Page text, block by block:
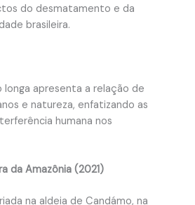
do desmatamento e da
brasileira.
longa apresenta a relação de
e natureza, enfatizando as
humana nos
da Amazônia (2021)
na aldeia de Candámo, na